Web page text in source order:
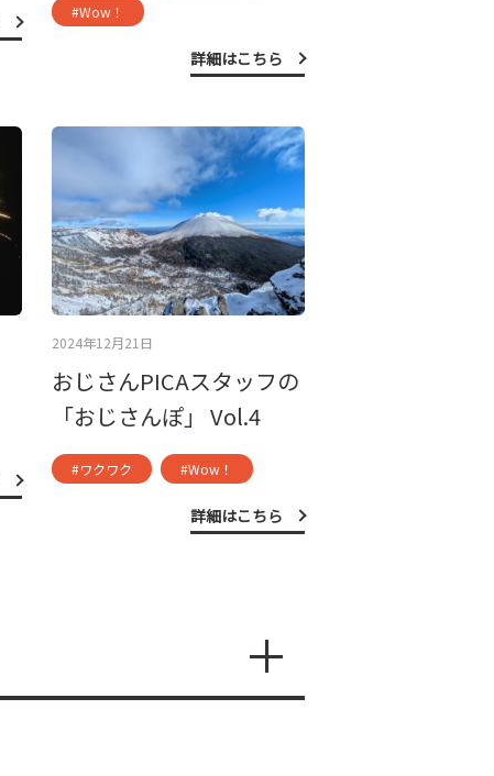
#Wow！
詳細はこちら
2024年12月21日
おじさんPICAスタッフの
「おじさんぽ」 Vol.4
#ワクワク #Wow！
詳細はこちら